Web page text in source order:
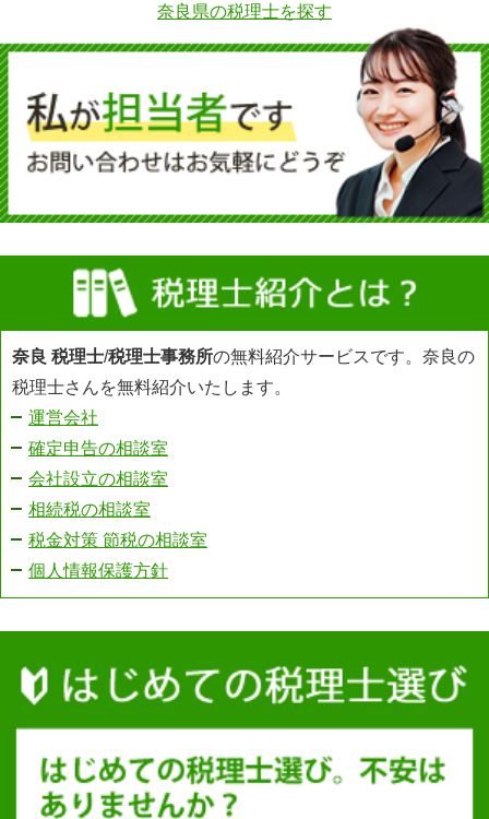
奈良県の税理士を探す
奈良 税理士/税理士事務所の無料紹介サービスです。奈良の
税理士さんを無料紹介いたします。
運営会社
確定申告の相談室
会社設立の相談室
相続税の相談室
税金対策 節税の相談室
個人情報保護方針